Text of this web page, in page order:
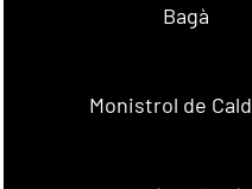
Bagà
Monistrol de